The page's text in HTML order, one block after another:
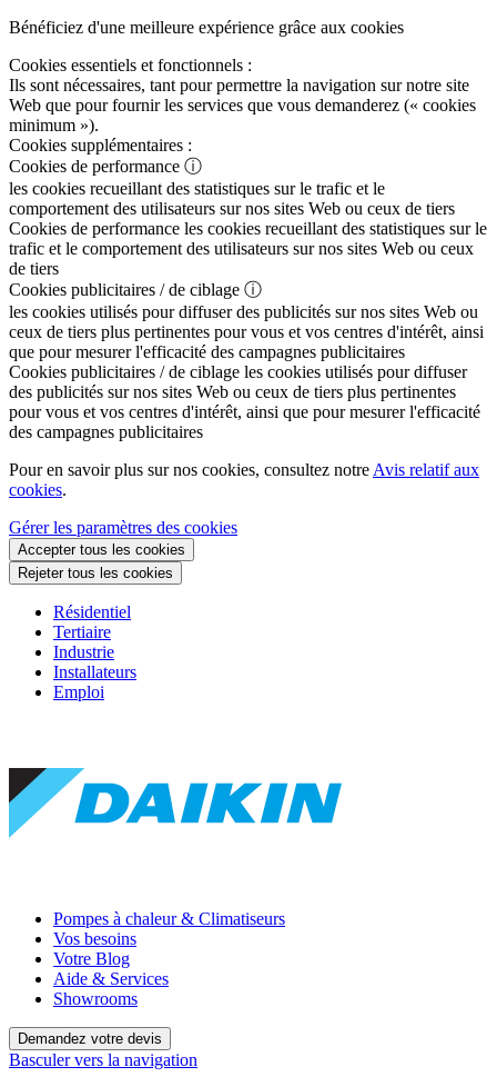
Bénéficiez d'une meilleure expérience grâce aux cookies
Cookies essentiels et fonctionnels :
Ils sont nécessaires, tant pour permettre la navigation sur notre site
Web que pour fournir les services que vous demanderez (« cookies
minimum »).
Cookies supplémentaires :
Cookies de performance ⓘ
les cookies recueillant des statistiques sur le trafic et le
comportement des utilisateurs sur nos sites Web ou ceux de tiers
Cookies de performance les cookies recueillant des statistiques sur le
trafic et le comportement des utilisateurs sur nos sites Web ou ceux
de tiers
Cookies publicitaires / de ciblage ⓘ
les cookies utilisés pour diffuser des publicités sur nos sites Web ou
ceux de tiers plus pertinentes pour vous et vos centres d'intérêt, ainsi
que pour mesurer l'efficacité des campagnes publicitaires
Cookies publicitaires / de ciblage les cookies utilisés pour diffuser
des publicités sur nos sites Web ou ceux de tiers plus pertinentes
pour vous et vos centres d'intérêt, ainsi que pour mesurer l'efficacité
des campagnes publicitaires
Pour en savoir plus sur nos cookies, consultez notre Avis relatif aux
cookies.
Gérer les paramètres des cookies
Accepter tous les cookies
Rejeter tous les cookies
Résidentiel
Tertiaire
Industrie
Installateurs
Emploi
Pompes à chaleur & Climatiseurs
Vos besoins
Votre Blog
Aide & Services
Showrooms
Demandez votre devis
Basculer vers la navigation